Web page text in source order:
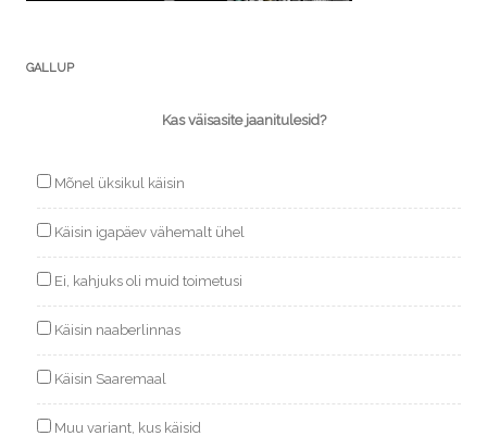
GALLUP
Kas väisasite jaanitulesid?
Mõnel üksikul käisin
Käisin igapäev vähemalt ühel
Ei, kahjuks oli muid toimetusi
Käisin naaberlinnas
Käisin Saaremaal
Muu variant, kus käisid